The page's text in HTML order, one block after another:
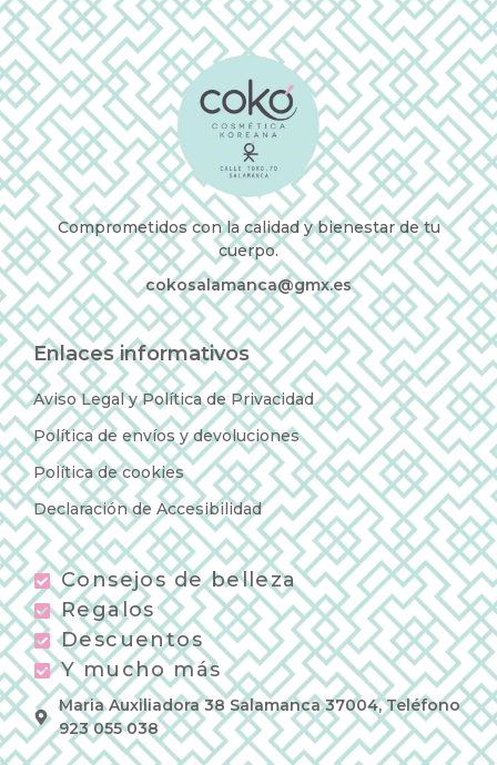
Comprometidos con la calidad y bienestar de tu
cuerpo.
cokosalamanca@gmx.es
Enlaces informativos
Aviso Legal y Política de Privacidad
Política de envíos y devoluciones
Política de cookies
Declaración de Accesibilidad
Consejos de belleza
Regalos
Descuentos
Y mucho más
Maria Auxiliadora 38 Salamanca 37004, Teléfono
923 055 038